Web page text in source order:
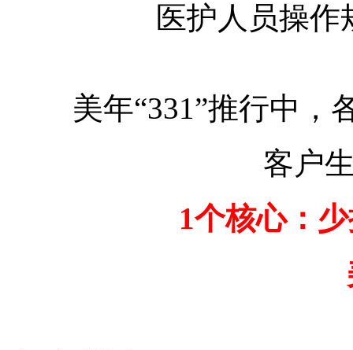
医护人员操作
美年“331”推行中，
客户生
1个核心：少
美